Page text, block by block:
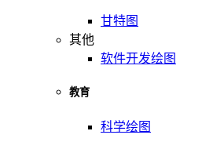
甘特图
其他
软件开发绘图
教育
科学绘图